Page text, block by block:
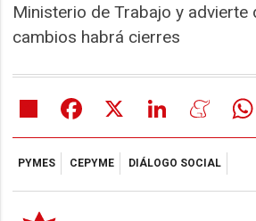
Ministerio de Trabajo y advierte
cambios habrá cierres
Share Facebook LinkedIn
PYMES CEPYME DIÁLOGO SOCIAL